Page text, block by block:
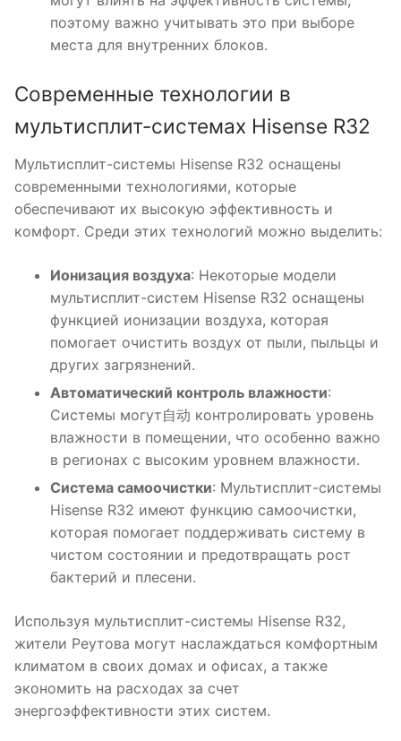
поэтому важно учитывать это при выборе
места для внутренних блоков.
Современные технологии в
мультисплит-системах Hisense R32
Мультисплит-системы Hisense R32 оснащены
современными технологиями, которые
обеспечивают их высокую эффективность и
комфорт. Среди этих технологий можно выделить:
Ионизация воздуха: Некоторые модели
мультисплит-систем Hisense R32 оснащены
функцией ионизации воздуха, которая
помогает очистить воздух от пыли, пыльцы и
других загрязнений.
Автоматический контроль влажности:
Системы могут自动 контролировать уровень
влажности в помещении, что особенно важно
в регионах с высоким уровнем влажности.
Система самоочистки: Мультисплит-системы
Hisense R32 имеют функцию самоочистки,
которая помогает поддерживать систему в
чистом состоянии и предотвращать рост
бактерий и плесени.
Используя мультисплит-системы Hisense R32,
жители Реутова могут наслаждаться комфортным
климатом в своих домах и офисах, а также
экономить на расходах за счет
энергоэффективности этих систем.